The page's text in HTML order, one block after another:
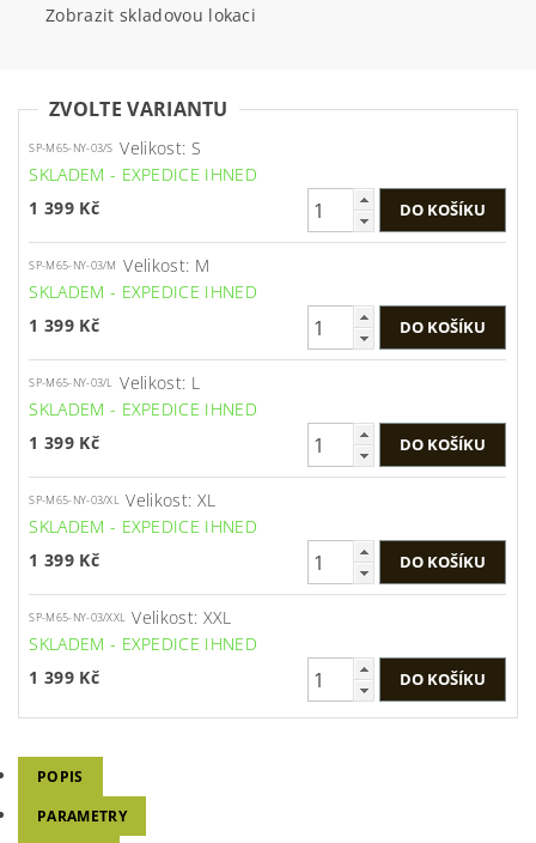
Zobrazit skladovou lokaci
ZVOLTE VARIANTU
SP-M65-NY-03/S Velikost: S
SKLADEM - EXPEDICE IHNED
1 399 Kč
SP-M65-NY-03/M
Velikost: M
SKLADEM - EXPEDICE IHNED
1 399 Kč
SP-M65-NY-03/L Velikost: L
SKLADEM - EXPEDICE IHNED
1 399 Kč
SP-M65-NY-03/XL Velikost: XL
SKLADEM - EXPEDICE IHNED
1 399 Kč
SP-M65-NY-03/XXL Velikost: XXL
SKLADEM - EXPEDICE IHNED
1 399 Kč
POPIS
PARAMETRY